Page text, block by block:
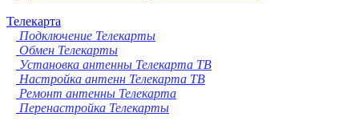
Телекарта
Подключение Телекарты
Обмен Телекарты
Установка антенны Телекарта ТВ
Настройка антенн Телекарта ТВ
Ремонт антенны Телекарта
Перенастройка Телекарты